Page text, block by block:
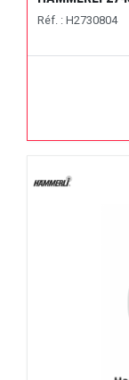
Réf. : H2730804